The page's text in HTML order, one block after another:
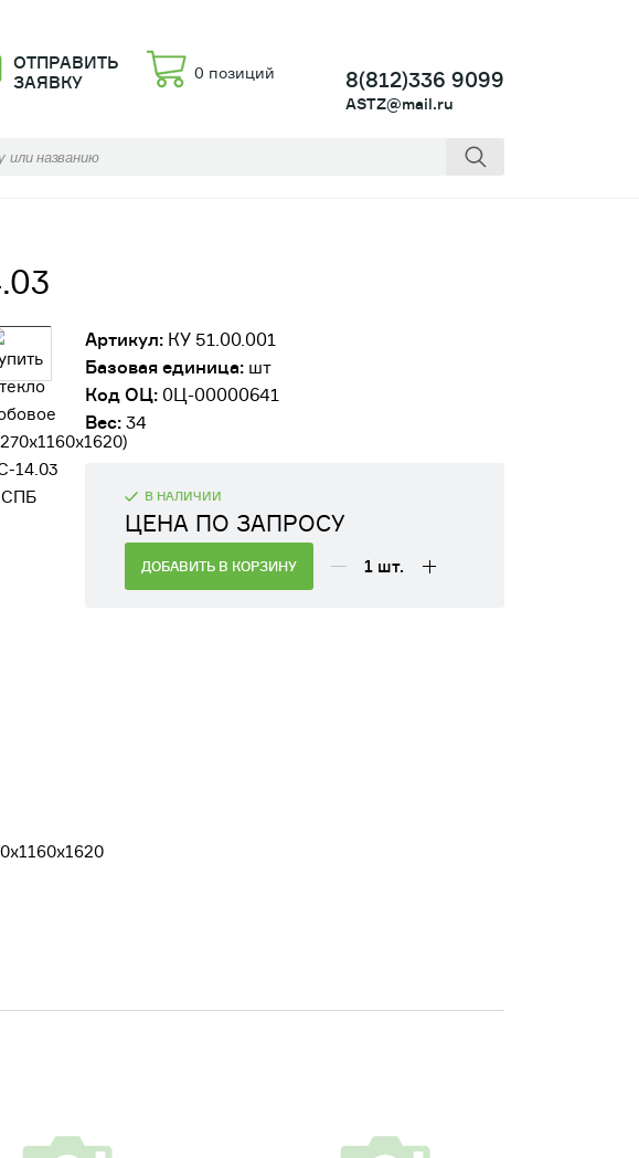
ОТПРАВИТЬ
ЗАЯВКУ
0 позиций 8(812)336 9099
ASTZ@mail.ru
Артикул: КУ 51.00.001
Базовая единица: шт
Код ОЦ: 0Ц-00000641
Вес: 34
В НАЛИЧИИ
ЦЕНА ПО ЗАПРОСУ
ДОБАВИТЬ В КОРЗИНУ 1 шт.